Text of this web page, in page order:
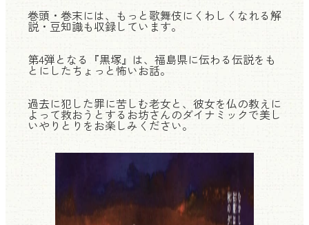
巻頭・巻末には、もっと歌舞伎にくわしくなれる解
説・豆知識も収録しています。
第4弾となる『黒塚』は、福島県に伝わる伝説をも
とにしたちょっと怖いお話。
過去に犯した罪に苦しむ老女と、彼女を仏の教えに
よって救おうとするお坊さんのダイナミックで美し
いやりとりをお楽しみください。